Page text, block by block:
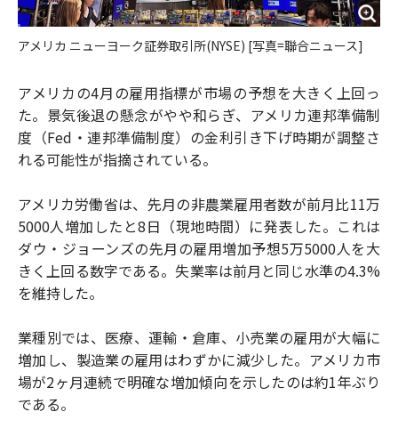
アメリカ ニューヨーク証券取引所(NYSE) [写真=聯合ニュース]
アメリカの4月の雇用指標が市場の予想を大きく上回っ
た。景気後退の懸念がやや和らぎ、アメリカ連邦準備制
度（Fed・連邦準備制度）の金利引き下げ時期が調整さ
れる可能性が指摘されている。
アメリカ労働省は、先月の非農業雇用者数が前月比11万
5000人増加したと8日（現地時間）に発表した。これは
ダウ・ジョーンズの先月の雇用増加予想5万5000人を大
きく上回る数字である。失業率は前月と同じ水準の4.3%
を維持した。
業種別では、医療、運輸・倉庫、小売業の雇用が大幅に
増加し、製造業の雇用はわずかに減少した。アメリカ市
場が2ヶ月連続で明確な増加傾向を示したのは約1年ぶり
である。